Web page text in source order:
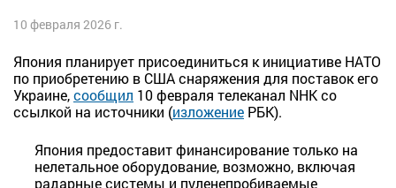
10 февраля 2026 г.
Япония планирует присоединиться к инициативе НАТО
по приобретению в США снаряжения для поставок его
Украине,сообщил 10 февраля телеканал NHK со
ссылкой на источники (изложение РБК).
Япония предоставит финансирование только на
нелетальное оборудование, возможно, включая
радарные системы и пуленепробиваемые